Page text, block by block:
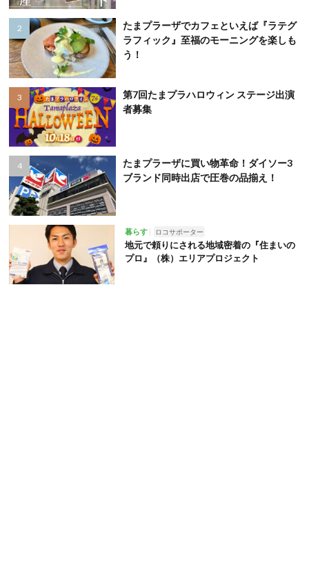
たまプラーザでカフェといえば『ラテグ
ラフィック』至福のモーニングを楽しも
う！
第7回たまプラハロウィン ステージ出演
者募集
たまプラーザに買い物革命！ダイソー3
ブランド同時出店で圧巻の品揃え！
暮らす ロコサポーター
地元で頼りにされる地域密着の『住まいの
プロ』（株）エリアプロジェクト